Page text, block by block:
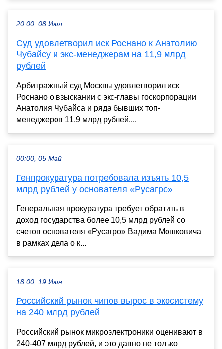
20:00, 08 Июл
Суд удовлетворил иск Роснано к Анатолию
Чубайсу и экс-менеджерам на 11,9 млрд
рублей
Арбитражный суд Москвы удовлетворил иск
Роснано о взыскании с экс-главы госкорпорации
Анатолия Чубайса и ряда бывших топ-
менеджеров 11,9 млрд рублей....
00:00, 05 Май
Генпрокуратура потребовала изъять 10,5
млрд рублей у основателя «Русагро»
Генеральная прокуратура требует обратить в
доход государства более 10,5 млрд рублей со
счетов основателя «Русагро» Вадима Мошковича
в рамках дела о к...
18:00, 19 Июн
Российский рынок чипов вырос в экосистему
на 240 млрд рублей
Российский рынок микроэлектроники оценивают в
240-407 млрд рублей, и это давно не только